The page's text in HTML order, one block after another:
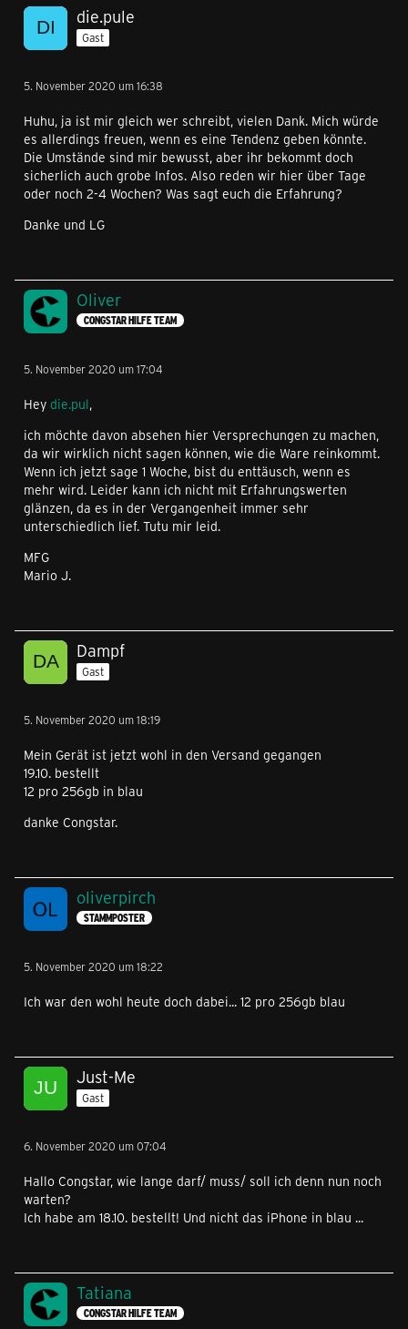
die.pule
Gast
5. November 2020 um 16:38
Huhu, ja ist mir gleich wer schreibt, vielen Dank. Mich würde
es allerdings freuen, wenn es eine Tendenz geben könnte.
Die Umstände sind mir bewusst, aber ihr bekommt doch
sicherlich auch grobe Infos. Also reden wir hier über Tage
oder noch 2-4 Wochen? Was sagt euch die Erfahrung?
Danke und LG
Oliver
CONGSTAR HILFE TEAM
5. November 2020 um 17:04
Hey die.pul,
ich möchte davon absehen hier Versprechungen zu machen,
da wir wirklich nicht sagen können, wie die Ware reinkommt.
Wenn ich jetzt sage 1 Woche, bist du enttäusch, wenn es
mehr wird. Leider kann ich nicht mit Erfahrungswerten
glänzen, da es in der Vergangenheit immer sehr
unterschiedlich lief. Tutu mir leid.
MFG
Mario J.
Dampf
Gast
5. November 2020 um 18:19
Mein Gerät ist jetzt wohl in den Versand gegangen
19.10. bestellt
12 pro 256gb in blau
danke Congstar.
oliverpirch
STAMMPOSTER
5. November 2020 um 18:22
Ich war den wohl heute doch dabei... 12 pro 256gb blau
Just-Me
Gast
6. November 2020 um 07:04
Hallo Congstar, wie lange darf/ muss/ soll ich denn nun noch
warten?
Ich habe am 18.10. bestellt! Und nicht das iPhone in blau ...
Tatiana
CONGSTAR HILFE TEAM